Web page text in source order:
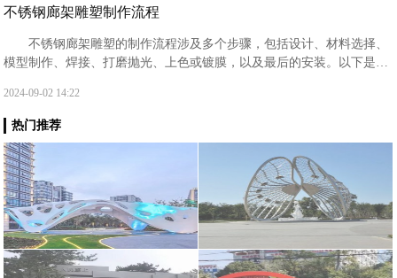
不锈钢廊架雕塑制作流程
‌不锈钢廊架雕塑的制作流程‌涉及多个步骤，包括设计、材料选择、
模型制作、焊接、打磨抛光、上色或镀膜，以及最后的安装。以下是具
大小和位置进行初步构思和绘图。
2024-09-02 14:22
热门推荐